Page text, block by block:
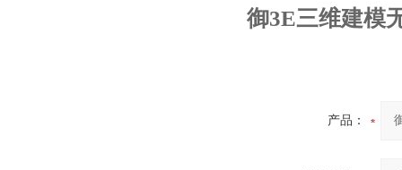
御3E三维建模
产品：